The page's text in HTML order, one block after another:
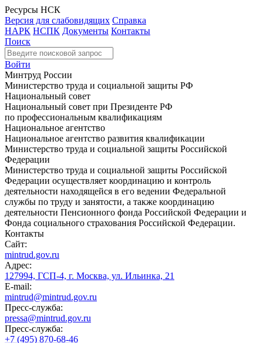
Ресурсы НСК
Версия для слабовидящих Справка
НАРК НСПК Документы Контакты
Поиск
Войти
Минтруд России
Министерство труда и социальной защиты РФ
Национальный совет
Национальный совет при Президенте РФ
по профессиональным квалификациям
Национальное агентство
Национальное агентство развития квалификации
Министерство труда и социальной защиты Российской
Федерации
Министерство труда и социальной защиты Российской
Федерации осуществляет координацию и контроль
деятельности находящейся в его ведении Федеральной
службы по труду и занятости, а также координацию
деятельности Пенсионного фонда Российской Федерации и
Фонда социального страхования Российской Федерации.
Контакты
Сайт:
mintrud.gov.ru
Адрес:
127994, ГСП-4, г. Москва, ул. Ильинка, 21
E-mail:
mintrud@mintrud.gov.ru
Пресс-служба:
pressa@mintrud.gov.ru
Пресс-служба:
+7 (495) 870-68-46